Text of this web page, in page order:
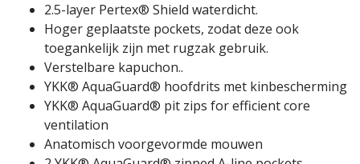
2.5-layer Pertex® Shield waterdicht.
Hoger geplaatste pockets, zodat deze ook
toegankelijk zijn met rugzak gebruik.
Verstelbare kapuchon..
YKK® AquaGuard® hoofdrits met kinbescherming
YKK® AquaGuard® pit zips for efficient core
ventilation
Anatomisch voorgevormde mouwen